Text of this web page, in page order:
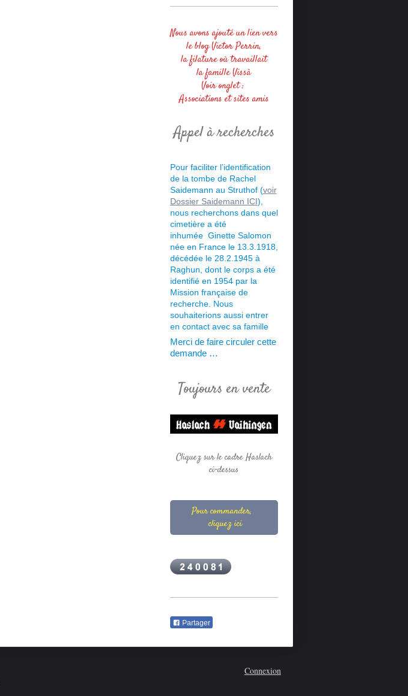
Nous avons ajouté un lien vers
le blog Victor Perrin,
la filature où travaillait
la famille Vissà
Voir onglet :
Associations et sites amis
Appel à recherches
Pour faciliter l’identification
de la tombe de Rachel
Saidemann au Struthof (voir
Dossier Saidemann ICI),
nous recherchons dans quel
cimetière a été
inhumée Ginette Salomon
née en France le 13.3.1918,
décédée le 28.2.1945 à
Raghun, dont le corps a été
identifié en 1954 par la
Mission française de
recherche. Nous
souhaiterions aussientrer
en contact avec sa famille
Merci de faire circuler cette
demande …
Toujours en vente
Cliquez sur le cadre Haslach
ci-dessus
Pour commander,
cliquez ici
Partager
Connexion